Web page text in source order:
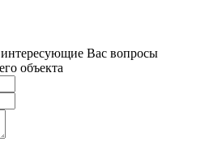
Вас вопросы
объекта